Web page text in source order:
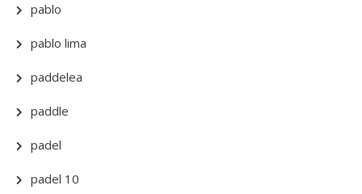
pablo
pablo lima
paddelea
paddle
padel
padel 10